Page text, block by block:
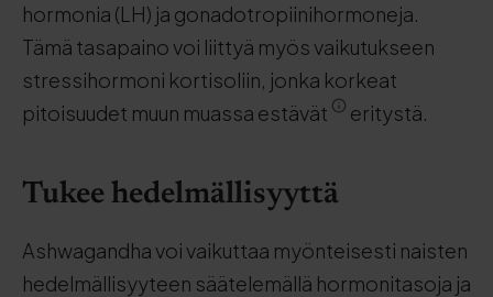
hormonia (LH) ja gonadotropiinihormoneja.
Tämä tasapaino voi liittyä myös vaikutukseen
stressihormoni kortisoliin, jonka korkeat
pitoisuudet muun muassa estävät
eritystä.
Tukee hedelmällisyyttä
Ashwagandha voi vaikuttaa myönteisesti naisten
hedelmällisyyteen säätelemällä hormonitasoja ja